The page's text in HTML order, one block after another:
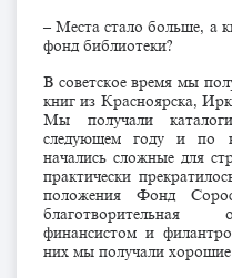
– Места стало больше, а
фонд библиотеки?
В советское время мы
книг из Красноярска,
Мы получали
следующем году и по
начались сложные для
практически
положения Фонд
благотворительная
финансистом и
них мы получали хорошие